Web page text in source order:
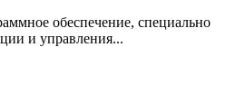
обеспечение, специально
и управления...